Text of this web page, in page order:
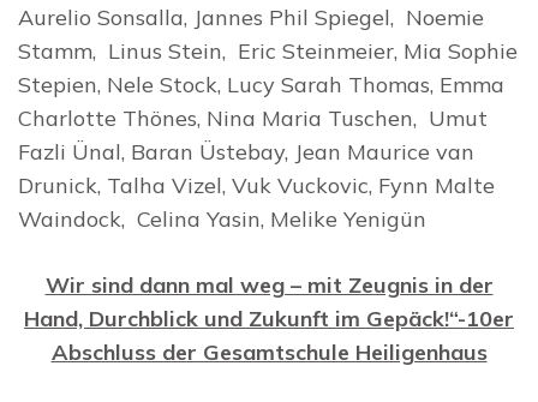
Aurelio Sonsalla, Jannes Phil Spiegel, Noemie
Stamm, Linus Stein, Eric Steinmeier, Mia Sophie
Stepien, Nele Stock, Lucy Sarah Thomas, Emma
Charlotte Thönes, Nina Maria Tuschen, Umut
Fazli Ünal, Baran Üstebay, Jean Maurice van
Drunick, Talha Vizel, Vuk Vuckovic, Fynn Malte
Waindock, Celina Yasin, Melike Yenigün
Wir sind dann mal weg – mit Zeugnis in der
Hand, Durchblick und Zukunft im Gepäck!“-10er
Abschluss der Gesamtschule Heiligenhaus